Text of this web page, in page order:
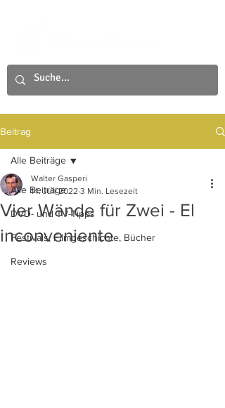
Beitrag
Alle Beiträge
DVD- und TV-Tipps
Festivals, Filmgeschichte, Bücher
Reviews
Alle Beiträge
Vier Wände für Zwei - El
inconveniente
Walter Gasperi
14. Juli 2022 3 Min. Lesezeit